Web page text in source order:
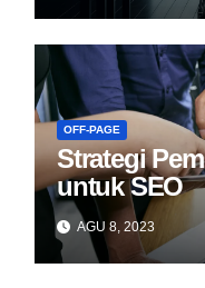
OFF-PAGE
Strategi
untuk SEO
AGU 8, 2023